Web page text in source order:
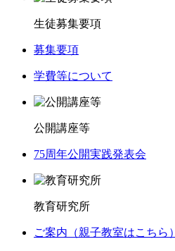
生徒募集要項
募集要項
学費等について
公開講座等
75周年公開実践発表会
教育研究所
ご案内（親子教室はこちら）